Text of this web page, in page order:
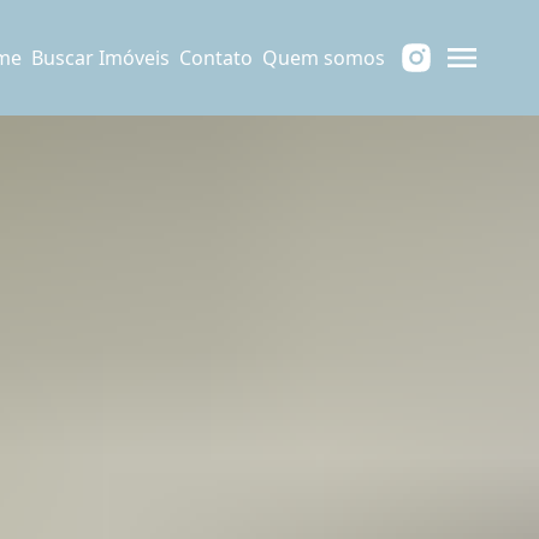
Buscar Imóveis Contato Quem somos